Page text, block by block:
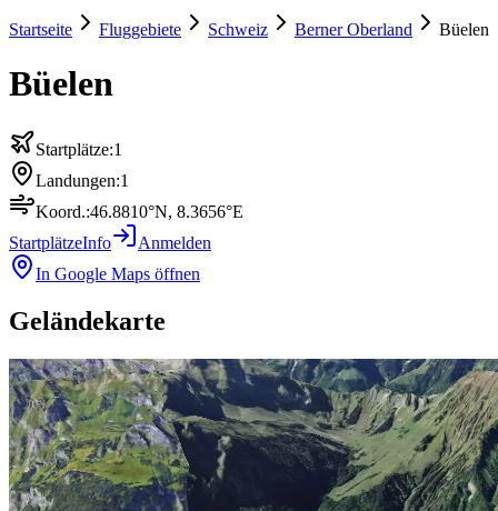
Startseite Fluggebiete Schweiz Berner Oberland Büelen
Büelen
Startplätze:1
Landungen:1
Koord.:46.8810°N, 8.3656°E
StartplätzeInfo
Anmelden
In Google Maps öffnen
Geländekarte